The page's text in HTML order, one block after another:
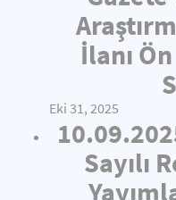
İlanı
Eki 31, 2025
Sayılı